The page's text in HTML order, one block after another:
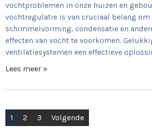
vochtproblemen in onze huizen en
vochtregulatie is van cruciaal belang om
schimmelvorming, condensatie en
effecten van vocht te voorkomen.
ventilatiesystemen een effectieve
Lees meer »
Berichtnavigatie
1 2 3 Volgende